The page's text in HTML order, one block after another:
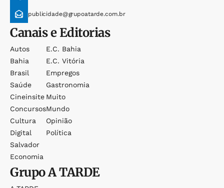
publicidade@grupoatarde.com.br
Canais e Editorias
Autos
Bahia
Brasil
Saúde
Cineinsite
Concursos
Cultura
Digital
Salvador
Economia
E.c. Bahia
E.c. Vitória
Empregos
Gastronomia
Muito
Mundo
Opinião
Política
GrupoA TARDE